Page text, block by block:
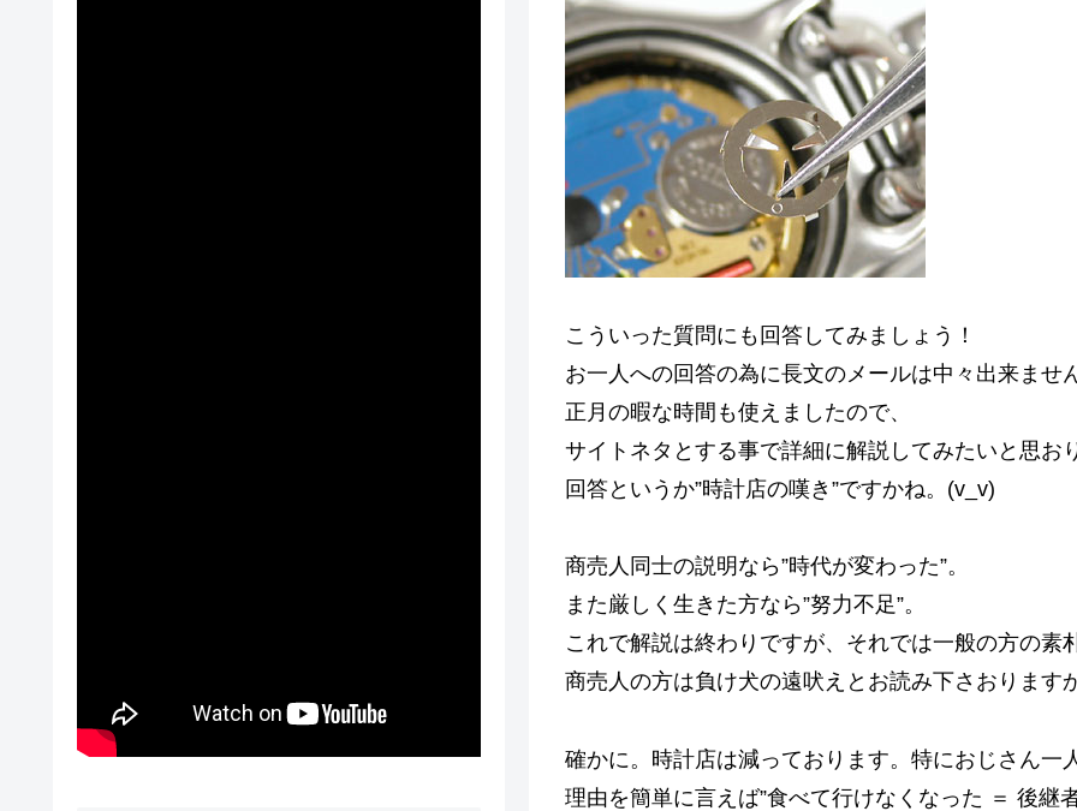
こういった質問にも回答してみましょう！
お一人への回答の為に長文のメールは中々出来ませ
正月の暇な時間も使えましたので、
サイトネタとする事で詳細に解説してみたいと思お
回答というか”時計店の嘆き”ですかね。(v_v)
商売人同士の説明なら”時代が変わった”。
また厳しく生きた方なら”努力不足”。
これで解説は終わりですが、それでは一般の方の素
商売人の方は負け犬の遠吠えとお読み下さおります
確かに。時計店は減っております。特におじさん一
理由を簡単に言えば”食べて行けなくなった ＝ 後継